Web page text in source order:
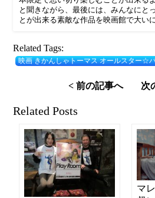
と聞きながら、最後には、みんなにと
とが出来る素敵な作品を映画館で大い
Related Tags:
映画 きかんしゃトーマス オールスター☆
< 前の記事へ 次
Related Posts
マ